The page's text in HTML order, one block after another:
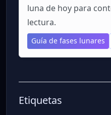
luna de hoy para
lectura.
Guía de fases lunares
Etiquetas